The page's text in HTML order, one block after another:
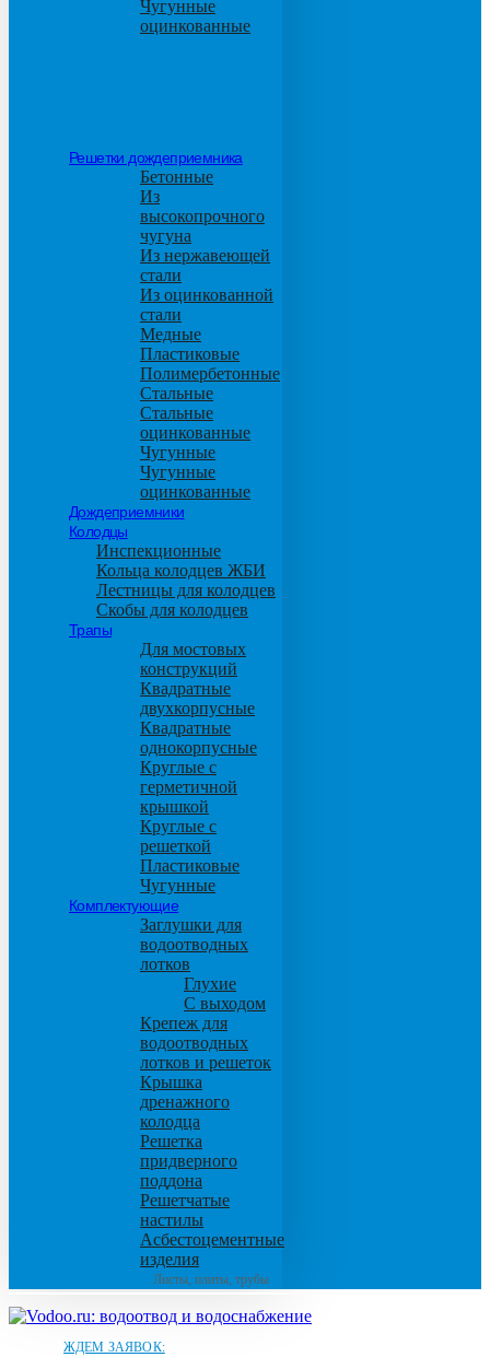
Чугунные
оцинкованные
Решетки дождеприемника
Бетонные
Из
высокопрочного
чугуна
Из нержавеющей
стали
Из оцинкованной
стали
Медные
Пластиковые
Полимербетонные
Стальные
Стальные
оцинкованные
Чугунные
Чугунные
оцинкованные
Дождеприемники
Колодцы
Инспекционные
Кольца колодцев ЖБИ
Лестницы для колодцев
Скобы для колодцев
Трапы
Для мостовых
конструкций
Квадратные
двухкорпусные
Квадратные
однокорпусные
Круглые с
герметичной
крышкой
Круглые с
решеткой
Пластиковые
Чугунные
Комплектующие
Заглушки для
водоотводных
лотков
Глухие
С выходом
Крепеж для
водоотводных
лотков и решеток
Крышка
дренажного
колодца
Решетка
придверного
поддона
Решетчатые
настилы
Асбестоцементные
изделия
Листы, плиты, трубы
ЖДЕМ ЗАЯВОК: